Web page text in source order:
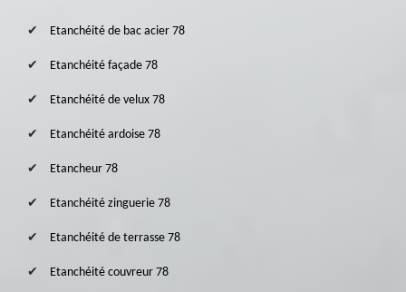
Etanchéité de bac acier 78
Etanchéité façade 78
Etanchéité de velux 78
Etanchéité ardoise 78
Etancheur 78
Etanchéité zinguerie 78
Etanchéité de terrasse 78
Etanchéité couvreur 78